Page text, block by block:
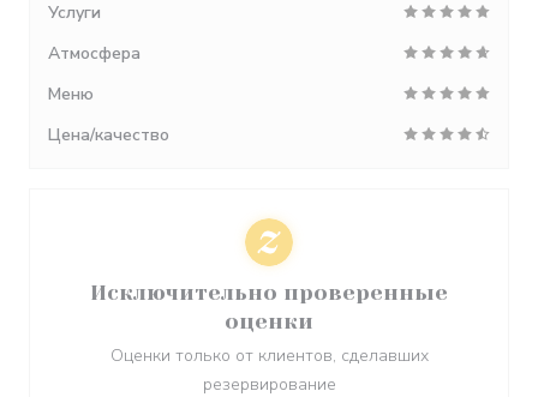
Услуги
Атмосфера
Меню
Цена/качество
Исключительно проверенные
оценки
Оценки только от клиентов, сделавших
резервирование